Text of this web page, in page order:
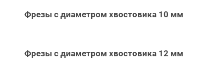
Фрезы с диаметром хвостовика 10 мм
Фрезы с диаметром хвостовика 12 мм